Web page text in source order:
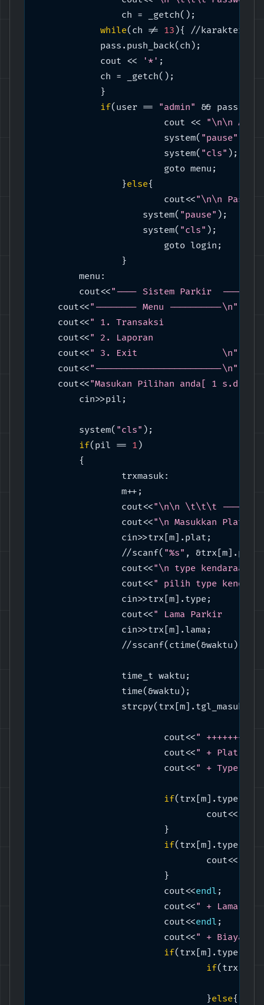
while(ch != 13 ){ //karakter
	    cout <<
'*' ;
if(user == "admin" && pass ==
			cout <<
"\n\n
			system(
"pause"
			system(
"cls" );
		}
else{
			cout<<
"\n\n
	   	    system(
"pause" );
	   	    system(
"cls" );
	cout<<
"---- Sistem Parkir  ----"
    cout<<
"-------- Menu ----------\n"
    cout<<
    cout<<
    cout<<
" 3. Exit                \n"
    cout<<
"------------------------\n"
    cout<<
"Masukan Pilihan anda[ 1 s.d. 3
	system(
"cls" );
if(pil == 1 )
		cout<<
"\n\n \t\t\t -------
		cout<<
"\n Masukkan Plat : "
		//scanf(
"%s" , &trx[m].plat,
		cout<<
"\n type
		cout<<
" pilih type
		cout<<
		//sscanf(ctime(&waktu),
			cout<<
"
			cout<<
			cout<<
if(trx[m].type ==
				cout<<
if(trx[m].type ==
				cout<<
			cout<<
endl ;
			cout<<
" + Lama
			cout<<
endl ;
			cout<<
if(trx[m].type ==
if
				}
else{